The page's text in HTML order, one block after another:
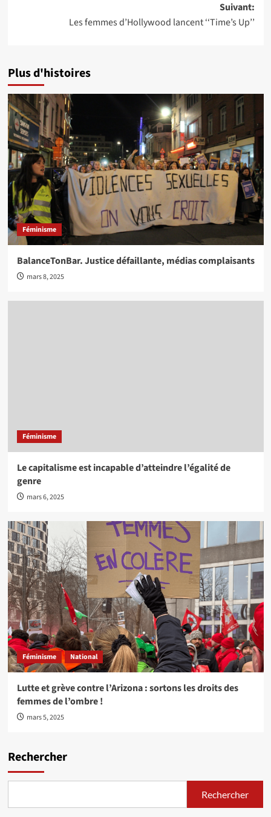
Suivant:
Les femmes d’Hollywood lancent ‘‘Time’s Up’’
Plus d'histoires
Féminisme
BalanceTonBar. Justice défaillante, médias complaisants
mars 8, 2025
Féminisme
Le capitalisme est incapable d’atteindre l’égalité de
genre
mars 6, 2025
Féminisme National
Lutte et grève contre l’Arizona : sortons les droits des
femmes de l’ombre !
mars 5, 2025
Rechercher
Rechercher